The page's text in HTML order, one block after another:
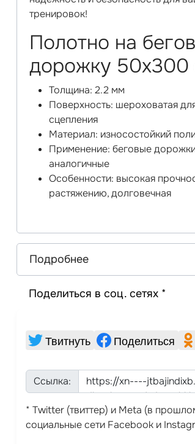
тренировок!
Полотно на
дорожку 50х300
Толщина: 2.2 мм
Поверхность: шероховатая
сцепления
Материал: износостойкий
Применение: беговые
аналогичные
Особенности: высокая
растяжению, долговечная
Подробнее
Поделиться в соц. сетях *
Твитнуть Поделиться
Ссылка:
* Twitter (твиттер) и Meta (в
социальные сети Facebook и